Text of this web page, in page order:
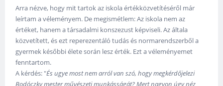
Arra nézve, hogy mit tartok az iskola értékközvetítéséről már
leírtam a véleményem. De megismétlem: Az iskola nem az
értéket, hanem a társadalmi konszezust képviseli. Az általa
közvetített, és ezt reperezentáló tudás és normarendszerből a
gyermek későbbi élete során lesz érték. Ezt a véleményemet
fenntartom.
A kérdés: "És ugye most nem arról van szó, hogy megkérdőjelezi
Bodóczky mester művészeti munkásságát? Mert nagyon úgy néz